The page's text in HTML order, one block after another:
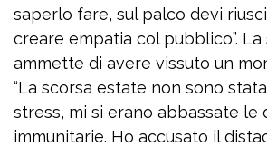
saperlo fare, sul palco devi
creare empatia col pubblico”.
ammette di avere vissuto un
“La scorsa estate non sono
stress, mi si erano abbassate le
immunitarie. Ho accusato il